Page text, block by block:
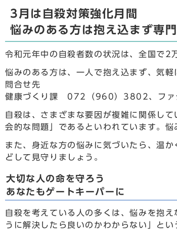
3月は自殺対策強化月間
悩みのある方は抱え込まず専
令和元年中の自殺者数の状況は、全国で
悩みのある方は、一人で抱え込まず、気軽
問合せ先
健康づくり課 072（960）3802、フ
自殺は、さまざまな要因が複雑に関係し
会的な問題」であるといわれています。
また、身近な方の悩みに気づいたら、温
どして見守りましょう。
大切な人の命を守ろう
あなたもゲートキーパーに
自殺を考えている人の多くは、悩みを抱
うに解決したら良いのかわからない」とい